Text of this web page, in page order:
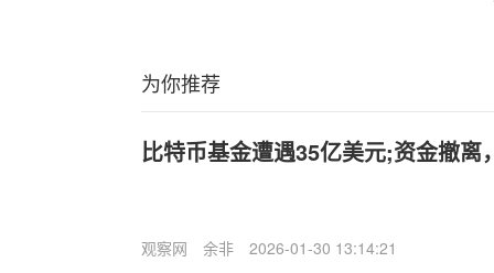
为你推荐
比特币基金遭遇35亿美元;资金撤离
观察网 余非 2026-01-30 13:14:21